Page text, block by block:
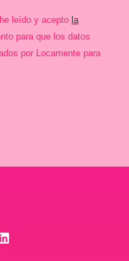
leído y acepto la
para que los datos
por Locamente para